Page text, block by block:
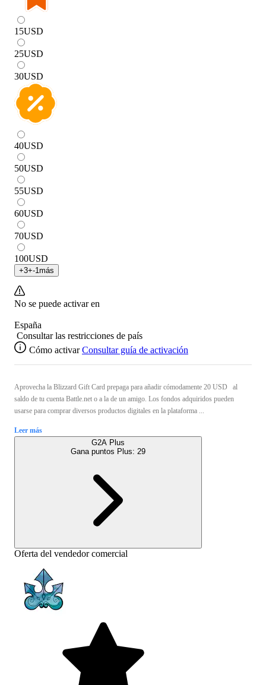
15USD
25USD
30USD
40USD
50USD
55USD
60USD
70USD
100USD
+3+-1 más
No se puede activar en
España
Consultar las restricciones de país
Cómo activar Consultar guía de activación
Aprovecha la Blizzard Gift Card prepaga para añadir cómodamente 20 USD al
saldo de tu cuenta Battle.net o a la de un amigo. Los fondos adquiridos pueden
usarse para comprar diversos productos digitales en la plataforma ...
Leer más
G2A Plus
Gana puntos Plus: 29
Oferta del vendedor comercial